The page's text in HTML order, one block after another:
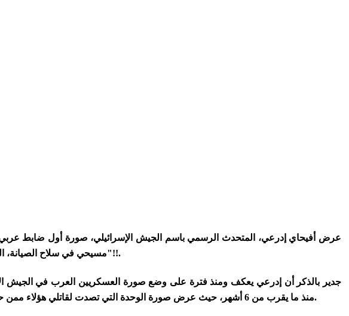
عرض أفيحاي إدرعي، المتحدث الرسمي باسم الجيش الإسرائيلي، صورة أول ضابط
مسيحي في سلاح الصيانة، الملازم عيد طنوس - قدوة ومثل لجميع أفراد المجتمع المسيحي في إسرائيل فتحية له ولجميع جنود الجيش الاسرائيلي"!!.
منذ ما يقرب من 6 أشهر، حيث عرض صورة الوحدة التي تصدت لقاتلي هؤلاء ممن حاولوا الدخول إلى إسرائيل بعد سرقتهم لمدرعة مصرية، وكان قائد هذه الوحدة أحد الضباط البدو ممن أشاد به إدرعي.